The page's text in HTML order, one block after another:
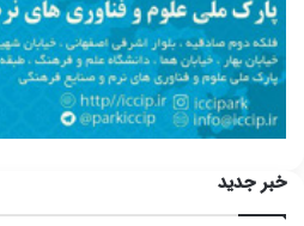
خبر جدید